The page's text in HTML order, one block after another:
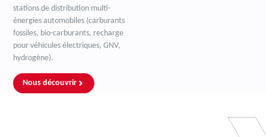
stations de distribution multi-
énergies automobiles (carburants
fossiles, bio-carburants, recharge
pour véhicules électriques, GNV,
hydrogène).
Nous découvrir